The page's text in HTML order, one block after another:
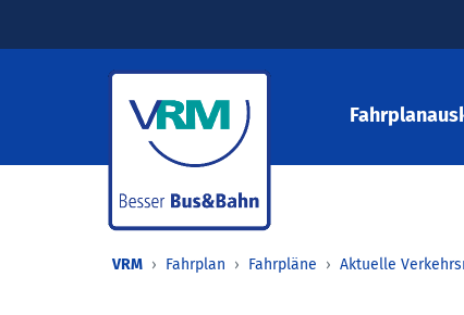
VRM Fahrplan Fahrpläne Aktuelle